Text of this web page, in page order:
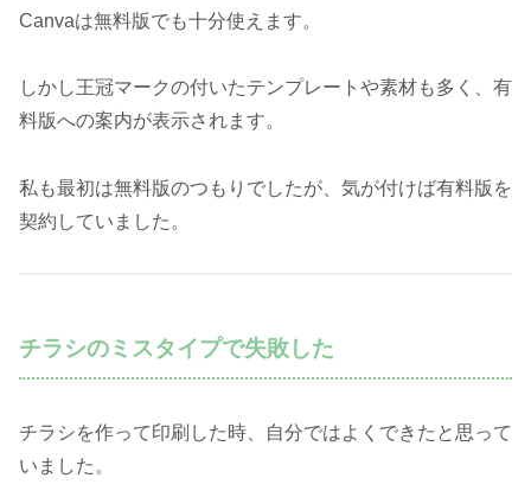
Canvaは無料版でも十分使えます。
しかし王冠マークの付いたテンプレートや素材も多く、有
料版への案内が表示されます。
私も最初は無料版のつもりでしたが、気が付けば有料版を
契約していました。
チラシのミスタイプで失敗した
チラシを作って印刷した時、自分ではよくできたと思って
いました。